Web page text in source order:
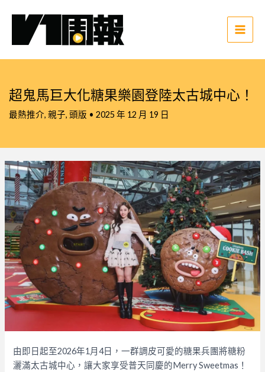
Main
超鬼馬巨大化糖果樂園登陸太古城中心！
最熱推介, 親子, 頭版 • 2025 年 12 月 19 日
由即日起至2026年1月4日，一群調皮可愛的糖果兵團將糖粉
灑滿太古城中心，讓大家享受普天同慶的Merry Sweetmas！